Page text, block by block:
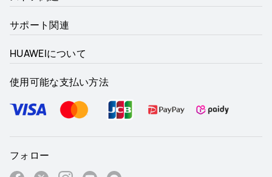
サポート関連
HUAWEIについて
使用可能な支払い方法
フォロー